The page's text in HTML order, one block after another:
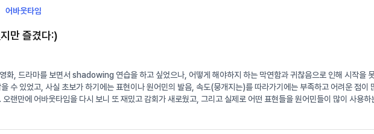
어바웃타임
만 즐겼다:)
화, 드라마를 보면서 shadowing 연습을 하고 싶었으나, 어떻게 해야하지 하는 막연함과 귀찮음으로 인해 시작을
수 있었고, 사실 초보가 하기에는 표현이나 원어민의 발음, 속도(뭉개지는)를 따라가기에는 부족하고 어려운 점이
오랜만에 어바웃타임을 다시 보니 또 재밌고 감회가 새로웠고, 그리고 실제로 어떤 표현들을 원어민들이 많이 사용